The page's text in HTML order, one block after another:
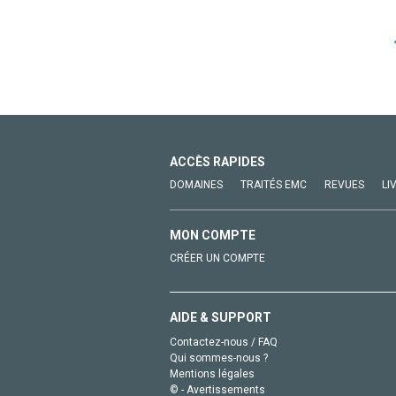
ACCÈS RAPIDES
DOMAINES TRAITÉS EMC REVUES
MON COMPTE
CRÉER UN COMPTE
AIDE & SUPPORT
Contactez-nous / FAQ
Qui sommes-nous ?
Mentions légales
© - Avertissements